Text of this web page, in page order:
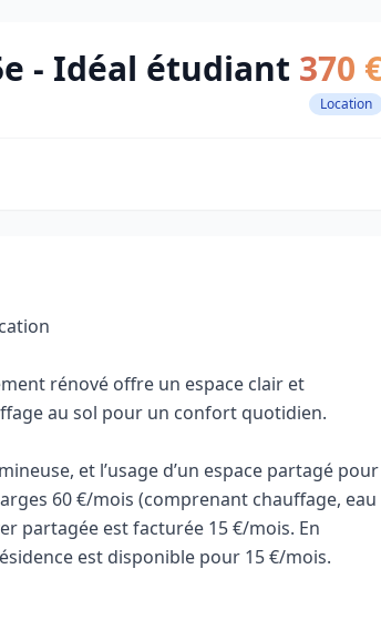
- Idéal étudiant 370
Location
rénové offre un espace clair et
au sol pour un confort quotidien.
et l’usage d’un espace partagé pour
60 €/mois (comprenant chauffage, eau
partagée est facturée 15 €/mois. En
est disponible pour 15 €/mois.